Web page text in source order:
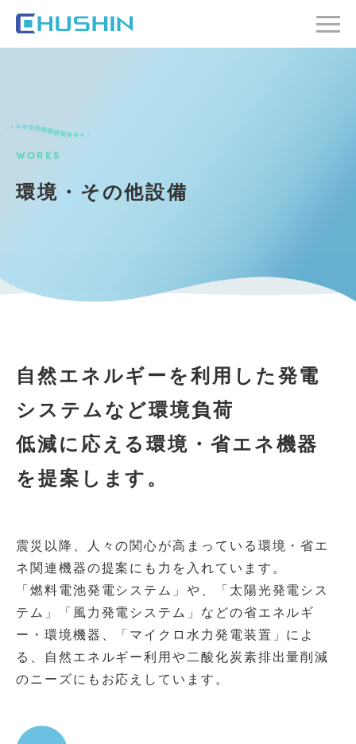
WORKS
環境・その他設備
自然エネルギーを利用した発電
システムなど環境負荷
低減に応える環境・省エネ機器
を提案します。
震災以降、人々の関心が高まっている環境・省エ
ネ関連機器の提案にも力を入れています。
「燃料電池発電システム」や、「太陽光発電シス
テム」「風力発電システム」などの省エネルギ
ー・環境機器、「マイクロ水力発電装置」によ
る、自然エネルギー利用や二酸化炭素排出量削減
のニーズにもお応えしています。